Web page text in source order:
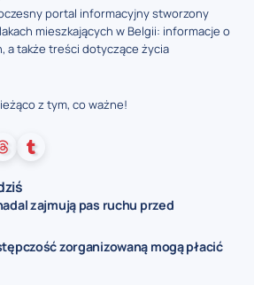
portal informacyjny stworzony
mieszkających w Belgii: informacje o
a także treści dotyczące życia
z tym, co ważne!
zajmują pas ruchu przed
zorganizowaną mogą płacić